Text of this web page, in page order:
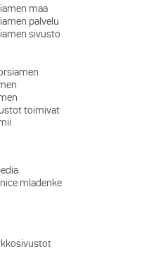
maa
palvelu
sivusto
toimivat
mladenke